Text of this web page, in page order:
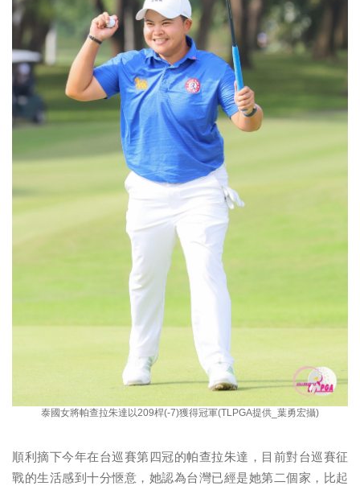
泰國女將帕查拉朱達以209桿(-7)獲得冠軍(TLPGA提供_葉勇宏攝)
順利摘下今年在台巡賽第四冠的帕查拉朱達，目前對台巡賽征
戰的生活感到十分愜意，她認為台灣已經是她第二個家，比起